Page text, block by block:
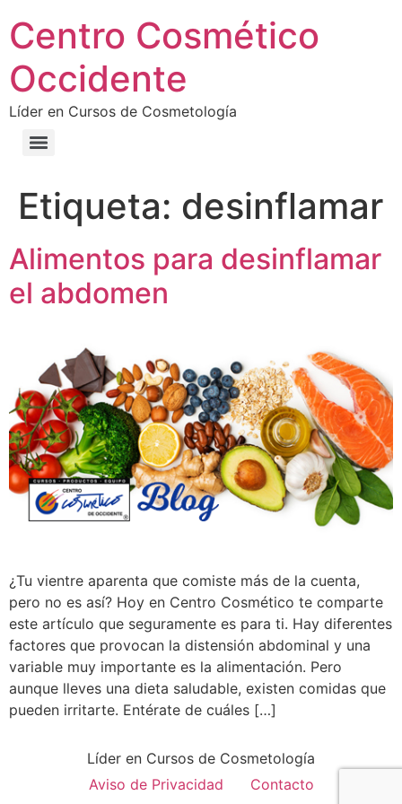
Centro Cosmético
Occidente
Líder en Cursos de Cosmetología
Etiqueta: desinflamar
Alimentos para desinflamar
el abdomen
¿Tu vientre aparenta que comiste más de la cuenta,
pero no es así? Hoy en Centro Cosmético te comparte
este artículo que seguramente es para ti. Hay diferentes
factores que provocan la distensión abdominal y una
variable muy importante es la alimentación. Pero
aunque lleves una dieta saludable, existen comidas que
pueden irritarte. Entérate de cuáles […]
Líder en Cursos de Cosmetología
Aviso de Privacidad
Contacto